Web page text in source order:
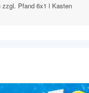
zzgl. Pfand 6x1 l Kasten